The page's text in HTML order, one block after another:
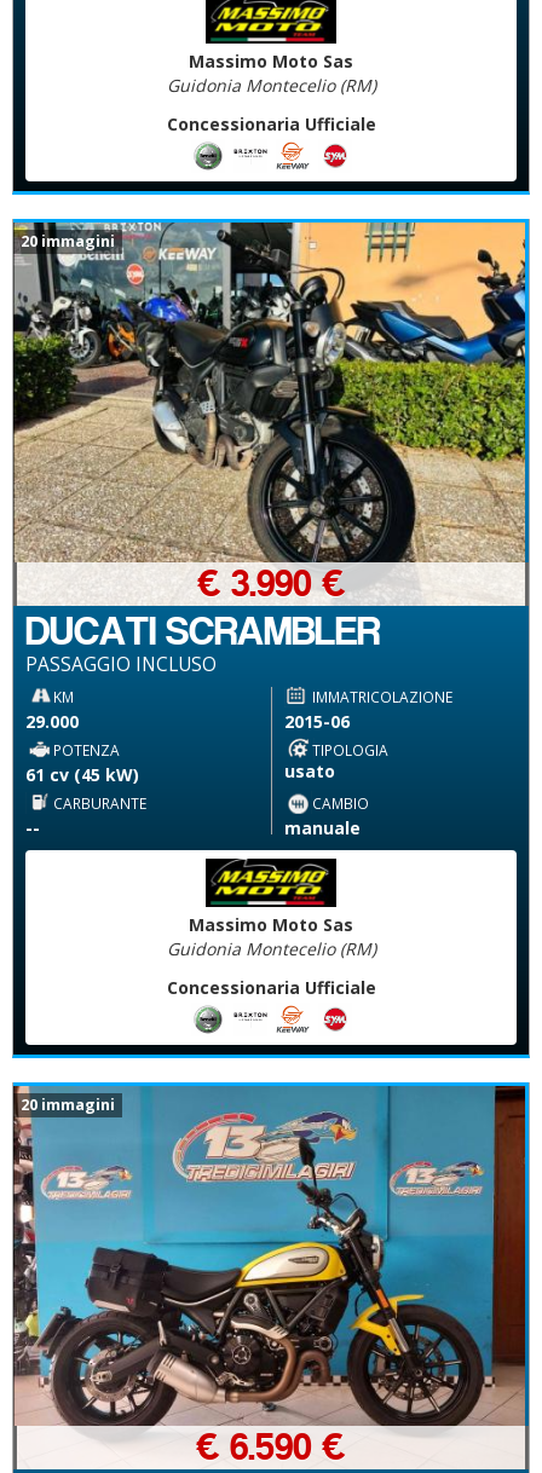
Massimo Moto Sas
Guidonia Montecelio (RM)
Concessionaria Ufficiale
20 immagini
DUCATI SCRAMBLER
PASSAGGIO INCLUSO
€ 3.990 €
KM
29.000
IMMATRICOLAZIONE
2015-06
POTENZA
61 cv (45 kW)
TIPOLOGIA
usato
CARBURANTE
--
CAMBIO
manuale
Massimo Moto Sas
Guidonia Montecelio (RM)
Concessionaria Ufficiale
20 immagini
€ 6.590 €